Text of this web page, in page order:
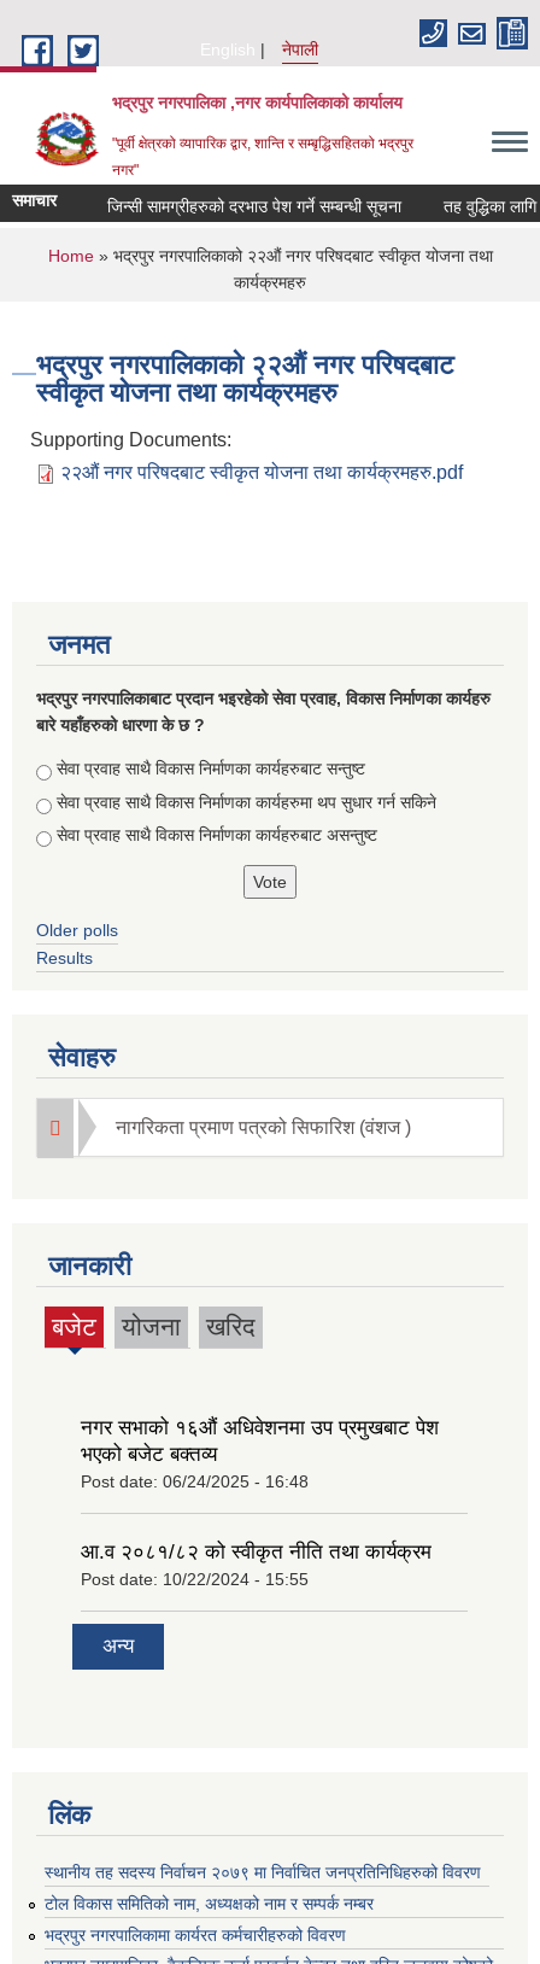
English
नेपाली
भद्रपुर नगरपालिका ,नगर कार्यपालिकाको कार्यालय
"पूर्वी क्षेत्रको व्यापारिक द्वार, शान्ति र सम्बृद्धिसहितको भद्रपुर
नगर"
समाचार जिन्सी सामग्रीहरुको दरभाउ पेश गर्ने सम्बन्धी सूचना तह वुद्धिका लागि
You are here
Home» भद्रपुर नगरपालिकाको २२औं नगर परिषदबाट स्वीकृत योजना तथा
कार्यक्रमहरु
भद्रपुर नगरपालिकाको २२औं नगर परिषदबाट
स्वीकृत योजना तथा कार्यक्रमहरु
Supporting Documents:
२२औं नगर परिषदबाट स्वीकृत योजना तथा कार्यक्रमहरु.pdf
जनमत
भद्रपुर नगरपालिकाबाट प्रदान भइरहेको सेवा प्रवाह, विकास निर्माणका कार्यहरु
बारे यहाँहरुको धारणा के छ ?
Choices
सेवा प्रवाह साथै विकास निर्माणका कार्यहरुबाट सन्तुष्ट
सेवा प्रवाह साथै विकास निर्माणका कार्यहरुमा थप सुधार गर्न सकिने
सेवा प्रवाह साथै विकास निर्माणका कार्यहरुबाट असन्तुष्ट
Older polls
Results
सेवाहरु
नागरिकता प्रमाण पत्रको सिफारिश (वंशज )
जानकारी
बजेट
(active
योजना खरिद
नगर सभाको १६‍औं अधिवेशनमा उप प्रमुखबाट पेश
भएको बजेट बक्तव्य
Post date: 06/24/2025 - 16:48
आ.व २०८१/८२ को स्वीकृत नीति तथा कार्यक्रम
Post date: 10/22/2024 - 15:55
अन्य
लिंक
स्थानीय तह सदस्य निर्वाचन २०७९ मा निर्वाचित जनप्रतिनिधिहरुको विवरण
टोल विकास समितिको नाम, अध्यक्षको नाम र सम्पर्क नम्बर
भद्रपुर नगरपालिकामा कार्यरत कर्मचारीहरुको विवरण